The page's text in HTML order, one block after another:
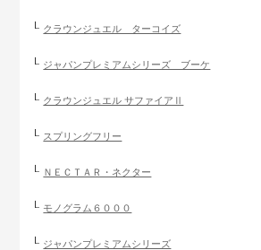
クラウンジュエル ターコイズ
ジャパンプレミアムシリーズ ブーケ
クラウンジュエル サファイアⅡ
スプリングフリー
ＮＥＣＴＡＲ・ネクター
モノグラム６０００
ジャパンプレミアムシリーズ